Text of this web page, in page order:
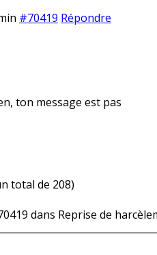
#70419 Répondre
ton message est pas
total de 208)
dans Reprise de